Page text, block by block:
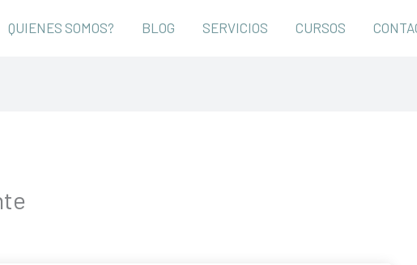
QUIENES SOMOS? BLOG SERVICIOS CURSOS